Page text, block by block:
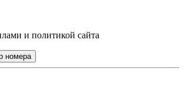
и политикой сайта
номера